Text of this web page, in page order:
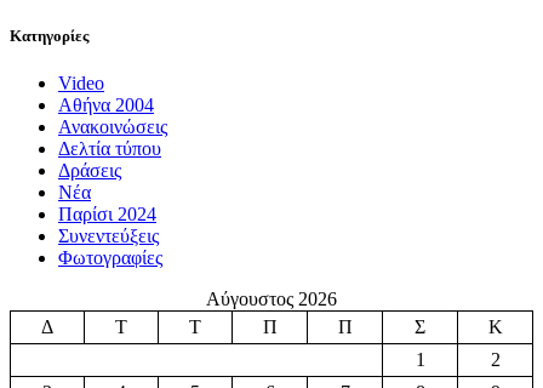
Κατηγορίες
Video
Αθήνα 2004
Ανακοινώσεις
Δελτία τύπου
Δράσεις
Νέα
Παρίσι 2024
Συνεντεύξεις
Φωτογραφίες
Αύγουστος 2026
Δ
Τ Τ Π Π Σ
Κ
1
2